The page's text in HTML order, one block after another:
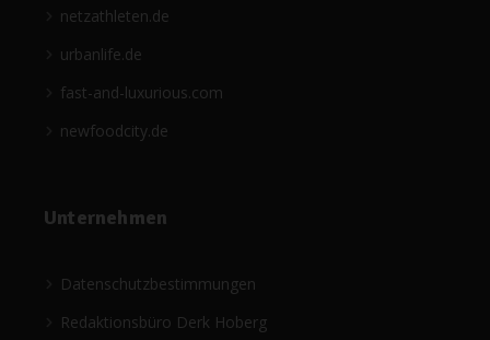
netzathleten.de
urbanlife.de
fast-and-luxurious.com
newfoodcity.de
Unternehmen
Datenschutzbestimmungen
Redaktionsbüro Derk Hoberg